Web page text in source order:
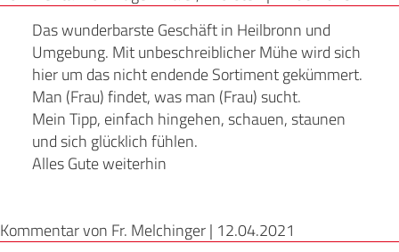
Das wunderbarste Geschäft in Heilbronn und
Umgebung. Mit unbeschreiblicher Mühe wird sich
hier um das nicht endende Sortiment gekümmert.
Man (Frau) findet, was man (Frau) sucht.
Mein Tipp, einfach hingehen, schauen, staunen
und sich glücklich fühlen.
Alles Gute weiterhin
Kommentar von Fr. Melchinger | 12.04.2021